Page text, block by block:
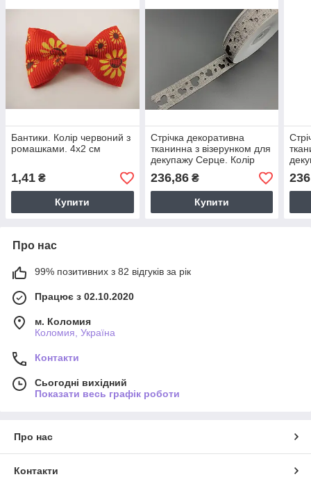
Бантики. Колір червоний з
ромашками. 4х2 см
1,41 ₴
Купити
Стрічка декоративна
тканинна з візерунком для
декупажу Серце. Колір
сріблястий. 2,5см. 20м/
рул.
236,86₴
Купити
рул.
Про нас
99% позитивних з 82 відгуків за рік
Працює з 02.10.2020
м. Коломия
Коломия, Україна
Контакти
Сьогодні вихідний
Показати весь графік роботи
Про нас
Контакти